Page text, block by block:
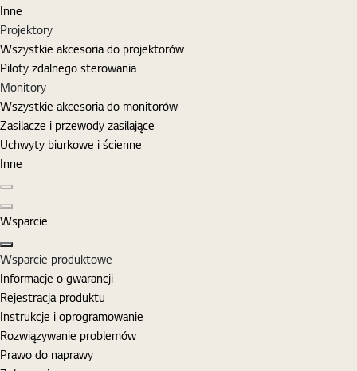
Inne
Projektory
Wszystkie akcesoria do projektorów
Piloty zdalnego sterowania
Monitory
Wszystkie akcesoria do monitorów
Zasilacze i przewody zasilające
Uchwyty biurkowe i ścienne
Inne
Następny slajd
Wsparcie
Zamknij
Wsparcie produktowe
Informacje o gwarancji
Rejestracja produktu
Instrukcje i oprogramowanie
Rozwiązywanie problemów
Prawo do naprawy